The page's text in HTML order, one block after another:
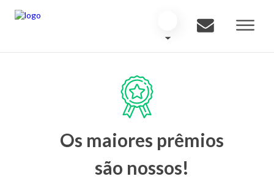
Os maiores prêmios
são nossos!